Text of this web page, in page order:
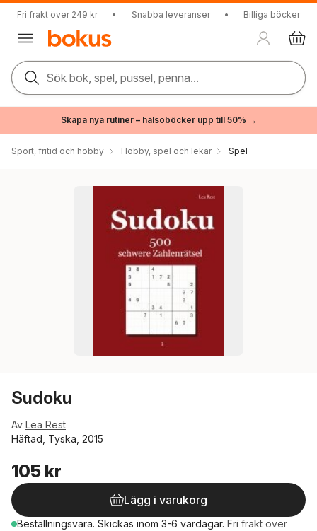
Fri frakt över 249 kr • Snabba leveranser • Billiga böcker
Sök bok, spel, pussel, penna...
Skapa nya rutiner – hälsoböcker upp till 50% →
Sport, fritid och hobby Hobby, spel och lekar Spel
Sudoku
Av Lea Rest
Häftad, Tyska, 2015
105 kr
Lägg i varukorg
Beställningsvara. Skickas inom 3-6 vardagar. Fri frakt över